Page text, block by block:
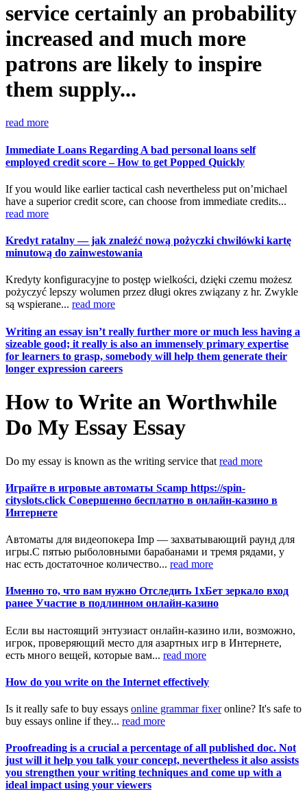
service certainly an probability
increased and much more
patrons are likely to inspire
them supply...
read more
Immediate Loans Regarding A bad personal loans self
employed credit score – How to get Popped Quickly
If you would like earlier tactical cash nevertheless put on’michael
have a superior credit score, can choose from immediate credits...
read more
Kredyt ratalny — jak znaleźć nową pożyczki chwilówki kartę
minutową do zainwestowania
Kredyty konfiguracyjne to postęp wielkości, dzięki czemu możesz
pożyczyć lepszy wolumen przez długi okres związany z hr. Zwykle
są wspierane... read more
Writing an essay isn’t really further more or much less having a
sizeable good; it really is also an immensely primary expertise
for learners to grasp, somebody will help them generate their
longer expression careers
How to Write an Worthwhile
Do My Essay Essay
Do my essay is known as the writing service that read more
Играйте в игровые автоматы Scamp https://spin-
cityslots.click Совершенно бесплатно в онлайн-казино в
Интернете
Автоматы для видеопокера Imp — захватывающий раунд для
игры.С пятью рыболовными барабанами и тремя рядами, у
нас есть достаточное количество... read more
Именно то, что вам нужно Отследить 1хБет зеркало вход
ранее Участие в подлинном онлайн-казино
Если вы настоящий энтузиаст онлайн-казино или, возможно,
игрок, проверяющий место для азартных игр в Интернете,
есть много вещей, которые вам... read more
How do you write on the Internet effectively
Is it really safe to buy essays online grammar fixeronline? It's safe to
buy essays online if they... read more
Proofreading is a crucial a percentage of all published doc. Not
just will it help you talk your concept, nevertheless it also assists
you strengthen your writing techniques and come up with a
ideal impact using your viewers